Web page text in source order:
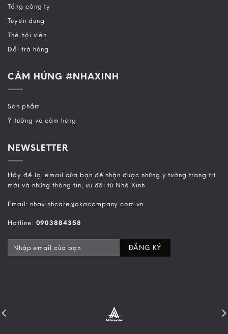
Tổng công ty
Tuyển dụng
Thẻ hội viên
Đổi trả hàng
CẢM HỨNG #NHAXINH
Sản phẩm
Ý tưởng và cảm hứng
NEWSLETTER
Hãy để lại email của bạn để nhận được những ý tưởng trang trí
mới và những thông tin, ưu đãi từ Nhà Xinh
Email: nhaxinhcare@akacompany.com.vn
Hotline: 0903884358